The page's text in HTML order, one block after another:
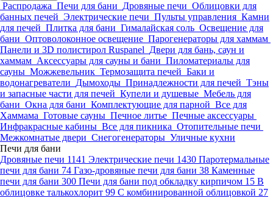
Распродажа Печи для бани Дровяные печи Облицовки для
банных печей Электрические печи Пульты управления Камни
для печей Плитка для бани Гималайская соль Освещение для
бани Оптоволоконное освещение Парогенераторы для хаммам
Панели и 3D полистирол Ruspanel Двери для бань, саун и
хаммам Аксессуары для сауны и бани Пиломатериалы для
сауны Можжевельник Термозащита печей Баки и
водонагреватели Дымоходы Принадлежности для печей Тэны
и запасные части для печей Купели и душевые Мебель для
бани Окна для бани Комплектующие для парной Все для
Хаммама Готовые сауны Печное литье Печные аксессуары
Инфракрасные кабины Все для пикника Отопительные печи
Межкомнатые двери Снегогенераторы Уличные кухни
Печи для бани
Дровяные печи 1141 Электрические печи 1430 Паротермальные
печи для бани 74 Газо-дровяные печи для бани 38 Каменные
печи для бани 300 Печи для бани под обкладку кирпичом 15 В
облицовке талькохлорит 99 С комбинированной облицовкой 27